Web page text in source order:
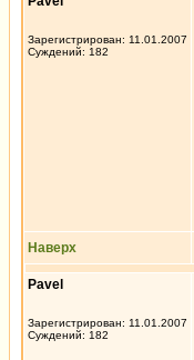
Зарегистрирован: 11.01.2007
Суждений: 182
Наверх
Pavel
Зарегистрирован: 11.01.2007
Суждений: 182